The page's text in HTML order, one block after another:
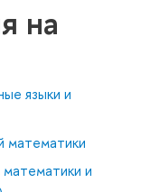
на
языки и
математики
и